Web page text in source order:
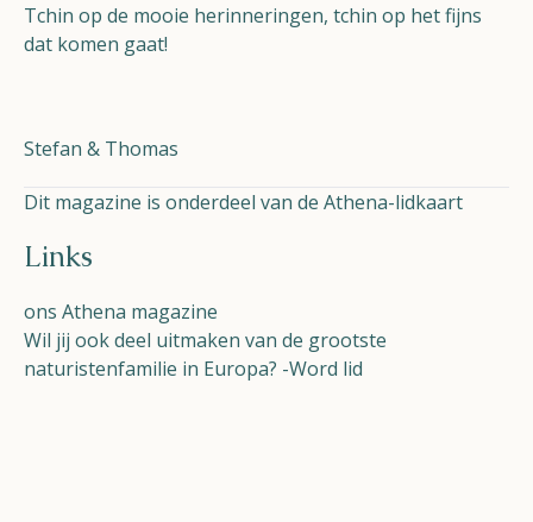
Tchin op de mooie herinneringen, tchin op het fijns
dat komen gaat!
Stefan & Thomas
Dit magazine is onderdeel van de Athena-lidkaart
Links
ons Athena magazine
Wil jij ook deel uitmaken van de grootste
naturistenfamilie in Europa? -Word lid